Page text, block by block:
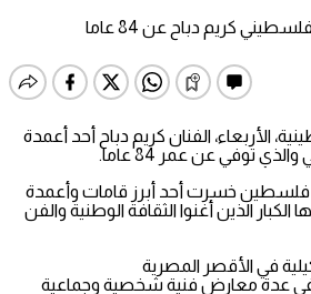
الأربعاء، الفنان كريم دباح أحد أعمدة
توفي عن عمر 84 عاما.
فلسطين خسرت أحد أبرز قامات وأعمدة
الكبار الذين أغنوا الثقافة الوطنية والفن
عدة معارض فنية شخصية وجماعية